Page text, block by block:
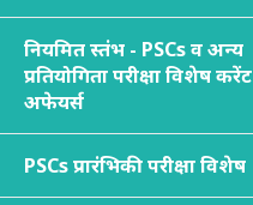
नियमित स्तंभ - PSCsव अन्य
प्रतियोगिता परीक्षा विशेष करेंट
अफेयर्स
PSCsप्रारंभिकी परीक्षा विशेष